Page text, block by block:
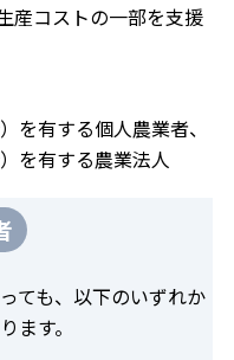
産コストの一部を支援
を有する個人農業者、
を有する農業法人
ても、以下のいずれか
ます。